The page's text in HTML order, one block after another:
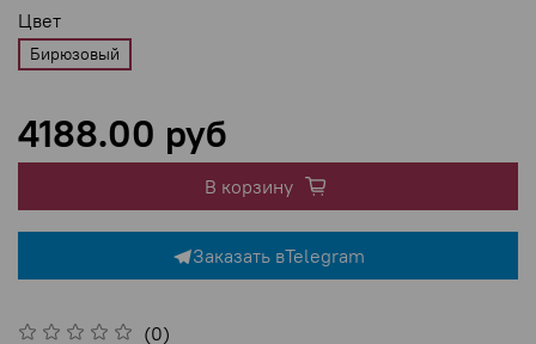
(0)
Цвет
Бирюзовый
4188.00 руб
В корзину
Заказать вTelegram